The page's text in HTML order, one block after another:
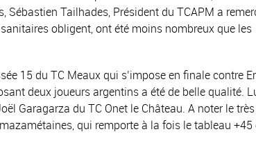
Tailhades, Président du TCAPM a
obligent, ont été moins nombreux que les
15 du TC Meaux qui s’impose en finale contre
deux joueurs argentins a été de belle qualité.
Garagarza du TC Onet le Château. A noter le
qui remporte à la fois le tableau +45